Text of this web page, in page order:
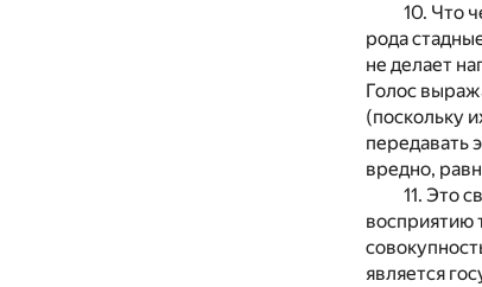
10. Что
рода
не делает
Голос
(поскольку
передавать
вредно,
11. Это
восприятию
является